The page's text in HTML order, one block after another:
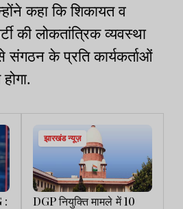
कहा कि शिकायत व
की लोकतांत्रिक व्यवस्था
के प्रति कार्यकर्ताओं
:
झारखंड न्यूज़
DGP नियुक्ति मामले में 10